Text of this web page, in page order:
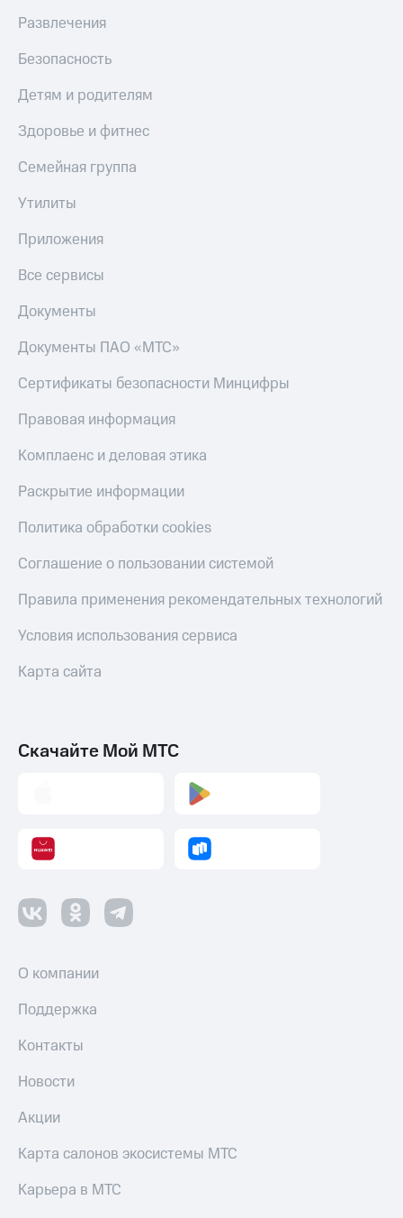
Развлечения
Безопасность
Детям и родителям
Здоровье и фитнес
Семейная группа
Утилиты
Приложения
Все сервисы
Документы
Документы ПАО «МТС»
Сертификаты безопасности Минцифры
Правовая информация
Комплаенс и деловая этика
Раскрытие информации
Политика обработки cookies
Соглашение о пользовании системой
Правила применения рекомендательных технологий
Условия использования сервиса
Карта сайта
Скачайте Мой МТС
О компании
Поддержка
Контакты
Новости
Акции
Карта салонов экосистемы МТС
Карьера в МТС